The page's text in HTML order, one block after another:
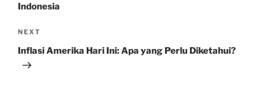
Indonesia
Next
Post
NEXT
Inflasi Amerika Hari Ini: Apa yang Perlu Diketahui?